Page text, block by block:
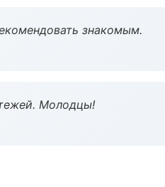
знакомым.
Молодцы!